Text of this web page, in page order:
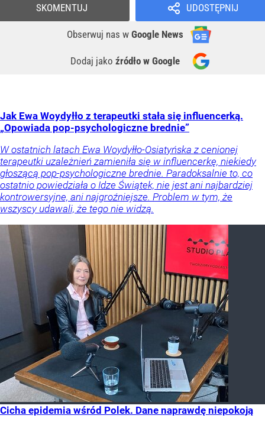
UDOSTĘPNIJ
Obserwuj nas w Google News
Dodaj jako źródło w Google
SKOMENTUJ
Jak Ewa Woydyłło z terapeutki stała się influencerką.
„Opowiada pop-psychologiczne brednie”
W ostatnich latach Ewa Woydyłło-Osiatyńska z cenionej
terapeutki uzależnień zamieniła się w influencerkę, niekiedy
głoszącą pop-psychologiczne brednie. Paradoksalnie to, co
ostatnio powiedziała o Idze Świątek, nie jest ani najbardziej
kontrowersyjne, ani najgroźniejsze. Problem w tym, że
wszyscy udawali, że tego nie widzą.
Cicha epidemia wśród Polek. Dane naprawdę niepokoją